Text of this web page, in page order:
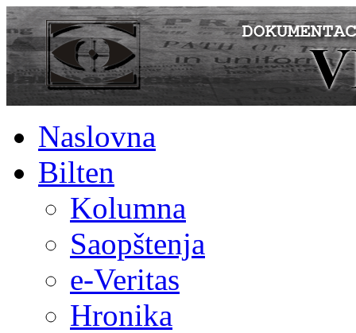
Naslovna
Bilten
Kolumna
Saopštenja
e-Veritas
Hronika